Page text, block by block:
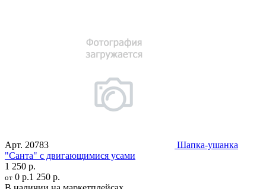
Арт. 20783
Шапка-ушанка
"Санта" с двигающимися усами
1 250 р.
от 0 р.1 250 р.